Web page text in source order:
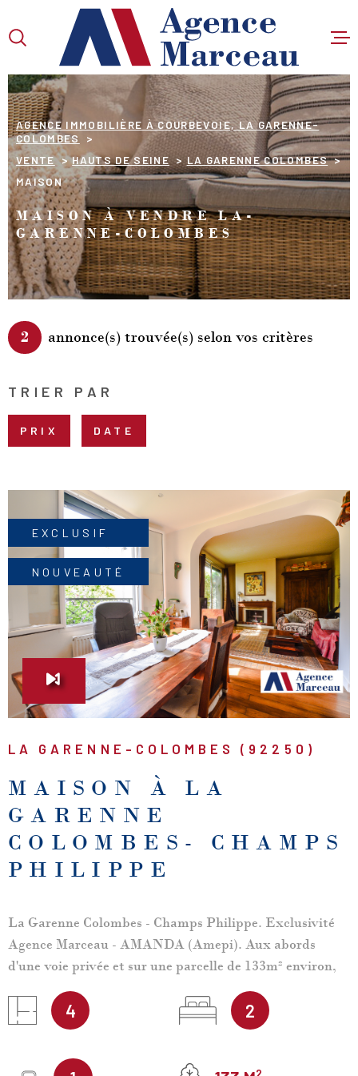
recherche
au
principal
au
AGENCE IMMOBILIÈRE À COURBEVOIE, LA GARENNE-
COLOMBES
VENTE
HAUTS DE SEINE
LA GARENNE COLOMBES
MAISON
MAISON À VENDRE LA-
GARENNE-COLOMBES
2 annonce(s) trouvée(s) selon vos critères
TRIER PAR
PRIX DATE
LA GARENNE-COLOMBES (92250)
MAISON À LA
GARENNE
COLOMBES- CHAMPS
PHILIPPE
La Garenne Colombes - Champs Philippe. Exclusivité
Agence Marceau - AMANDA (Amepi). Aux abords
d'une voie privée et sur une parcelle de 133m² environ,
MAISON CONTEMPORAINE R+1 en BON ÉTAT
GÉNÉRAL d'une surface habitable (hors sous-sol) de
83m² environ, offrant, au rez-de-chaussée surélevé:
4 2
EXCLUSIF
NOUVEAUTÉ
VOIR LE BIEN
VOTRE
RECHERCHE
TYPE
D'OFFRE
VENTE
TYPE
DE
BIEN
TYPE DE BIEN
VILLE
BUDGET